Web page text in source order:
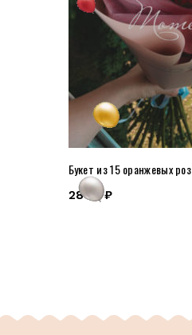
Букет из 15 оранжевых роз
2800₽